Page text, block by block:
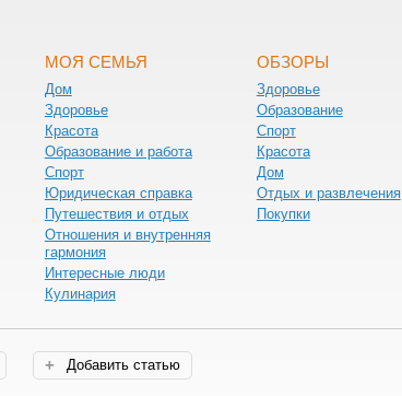
МОЯ СЕМЬЯ
Дом
Здоровье
Красота
Образование и работа
Спорт
Юридическая справка
Путешествия и отдых
Отношения и внутренняя
гармония
Интересные люди
Кулинария
ОБЗОРЫ
Здоровье
Образование
Спорт
Красота
Дом
Отдых и развлечения
Покупки
Добавить статью